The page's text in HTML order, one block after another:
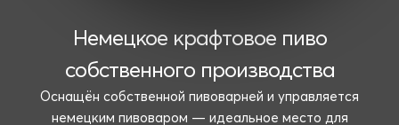
Немецкое крафтовое пиво
собственного производства
Оснащён собственной пивоварней и управляется
немецким пивоваром — идеальное место для